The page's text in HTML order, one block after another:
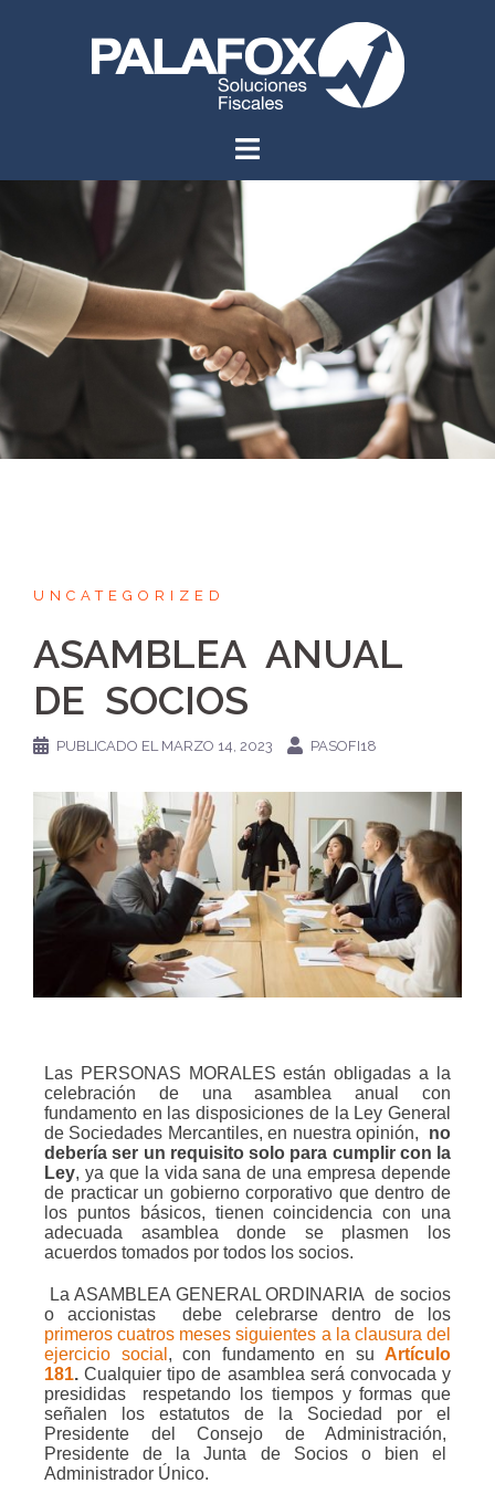
UNCATEGORIZED
ASAMBLEA ANUAL
DE SOCIOS
PUBLICADO EL MARZO 14, 2023 PASOFI18
Las PERSONAS MORALES están obligadas a la
celebración de una asamblea anual con
fundamento en las disposiciones de la Ley General
de Sociedades Mercantiles, en nuestra opinión,
no
debería ser un requisito solo para cumplir con la
Ley, ya que la vida sana de una empresa depende
de practicar un gobierno corporativo que dentro de
los puntos básicos, tienen coincidencia con una
adecuada asamblea donde se plasmen los
acuerdos tomados por todos los socios.
La ASAMBLEA GENERAL ORDINARIA
de socios
o accionistas
debe celebrarse dentro de los
primeros cuatros meses siguientes a la clausura del
ejercicio social , con fundamento en su Artículo
181. Cualquier tipo de asamblea será convocada y
presididas
respetando los tiempos y formas que
señalen los estatutos de la Sociedad por el
Presidente del Consejo de Administración,
Presidente de la Junta de Socios o bien el
Administrador Único.